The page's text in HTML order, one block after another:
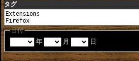
タグ
日付
年
月 日